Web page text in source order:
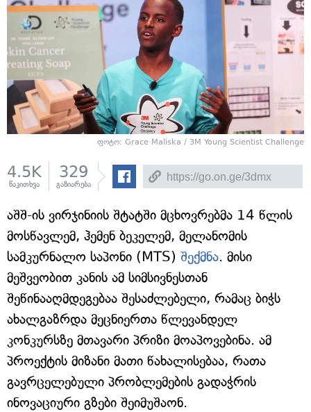
ფოტო: Grace Maliska / 3M Young Scientist Challenge
4.5K
წაკითხვა
329
გაზიარება
აშშ-ის ვირჯინიის შტატში მცხოვრებმა 14 წლის
მოსწავლემ, ჰემენ ბეკელემ, მელანომის
სამკურნალო საპონი (MTS) შექმნა. მისი
მეშვეობით კანის ამ სიმსივნესთან
შეწინააღმდეგებაა შესაძლებელი, რამაც ბიჭს
ახალგაზრდა მეცნიერთა წლევანდელ
კონკურსზე მთავარი პრიზი მოაპოვებინა. ამ
პროექტის მიზანი მათი წახალისებაა, რათა
გავრცელებული პრობლემების გადაჭრის
ინოვაციური გზები შეიმუშაონ.